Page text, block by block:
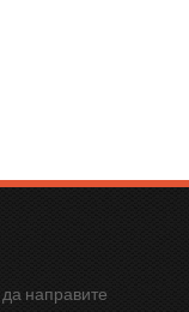
направите